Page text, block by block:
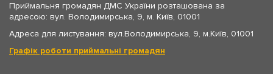
Приймальня громадян ДМС України розташована за
адресою: вул. Володимирська, 9, м. Київ, 01001
Адреса для листування: вул.Володимирська, 9, м.Київ, 01001
Графік роботи приймальні громадян